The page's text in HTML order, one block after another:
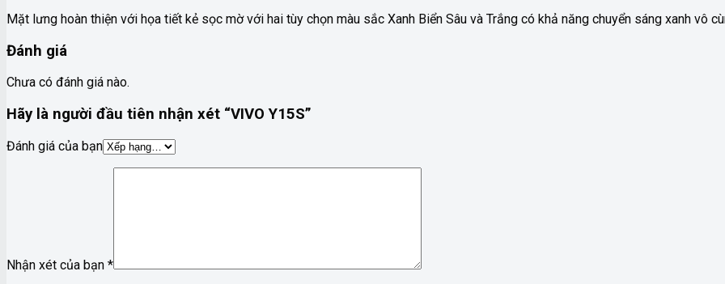
Mặt lưng hoàn thiện với họa tiết kẻ sọc mờ với hai tùy chọn màu sắc Xanh Biển Sâu và Trắng có khả năng chuyển sáng xanh vô
Đánh giá
Chưa có đánh giá nào.
Hãy là người đầu tiên nhận xét “VIVO Y15S”
Đánh giá của bạn
Nhận xét của bạn *